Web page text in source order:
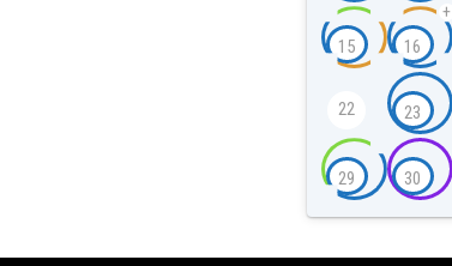
15 16
+
22 23
29 30